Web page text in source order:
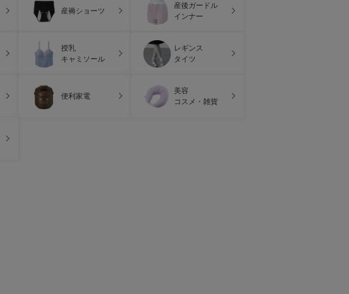
産褥ショーツ
産後ガードル
インナー
授乳
キャミソール
レギンス
タイツ
便利家電
美容
コスメ・雑貨